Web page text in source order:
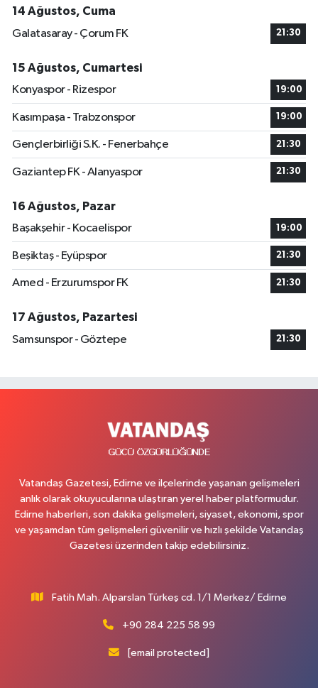
14 Ağustos, Cuma
Galatasaray - Çorum FK
21:30
15 Ağustos, Cumartesi
Konyaspor - Rizespor
19:00
Kasımpaşa - Trabzonspor 19:00
Gençlerbirliği S.K. - Fenerbahçe 21:30
Gaziantep FK - Alanyaspor 21:30
16 Ağustos, Pazar
Başakşehir - Kocaelispor
19:00
Beşiktaş - Eyüpspor 21:30
Amed - Erzurumspor FK 21:30
17 Ağustos, Pazartesi
Samsunspor - Göztepe
21:30
Vatandaş Gazetesi, Edirne ve ilçelerinde yaşanan gelişmeleri
anlık olarak okuyucularına ulaştıran yerel haber platformudur.
Edirne haberleri, son dakika gelişmeleri, siyaset, ekonomi, spor
ve yaşamdan tüm gelişmeleri güvenilir ve hızlı şekilde Vatandaş
Gazetesi üzerinden takip edebilirsiniz.
Fatih Mah. Alparslan Türkeş cd. 1/1 Merkez/ Edirne
+90 284 225 58 99
[email protected]